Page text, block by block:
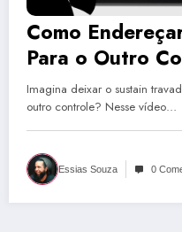
Como
Para o Outro
PX-5S #34
Imagina deixar o sustain
outro controle? Nesse vídeo…
Essias Souza 0